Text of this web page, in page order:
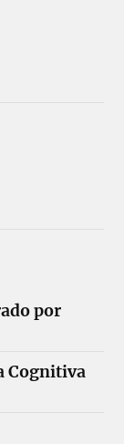
por
Cognitiva